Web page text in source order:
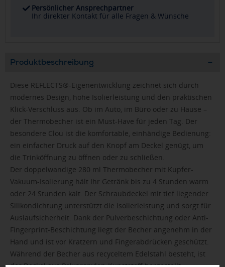
Persönlicher Ansprechpartner
Ihr direkter Kontakt für alle Fragen & Wünsche
Produktbeschreibung
Diese REFLECTS®-Eigenentwicklung zeichnet sich durch
modernes Design, hohe Isolierleistung und den praktischen
Klick-Verschluss aus. Ob im Auto, im Büro oder zu Hause –
der Thermobecher ist ein Must-Have für jeden Tag. Der
besondere Clou ist die komfortable, einhändige Bedienung:
ein einfacher Druck auf den Knopf am Deckel genügt, um
die Trinköffnung zu öffnen oder zu schließen.
Der doppelwandige 280 ml Thermobecher mit Kupfer-
Vakuum-Isolierung hält Ihr Getränk bis zu 4 Stunden warm
oder 24 Stunden kalt. Der Schraubdeckel mit tief liegender
Silikondichtung unterstützt die Isolierleistung und sorgt für
Auslaufsicherheit. Dank der Pulverbeschichtung oder Anti-
Fingerprint-Beschichtung liegt der Becher angenehm in der
Hand und ist vor Kratzern und Fingerabdrücken geschützt.
Während der Becher aus recyceltem Edelstahl besteht, ist